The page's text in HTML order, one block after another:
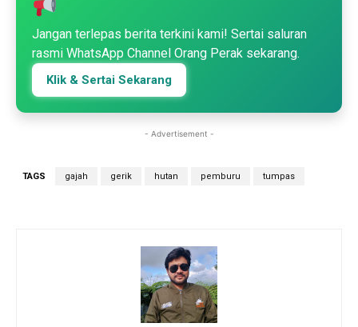
Jangan terlepas berita terkini kami! Sertai saluran
rasmi WhatsApp Channel Orang Perak sekarang.
Klik & Sertai Sekarang
- Advertisement -
TAGS gajah gerik hutan pemburu tumpas